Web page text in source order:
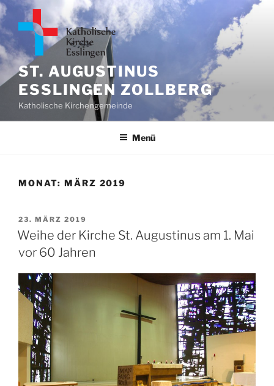
Zum
Inhalt
springen
ST. AUGUSTINUS
ESSLINGEN ZOLLBERG
Katholische Kirchengemeinde
Menü
MONAT: MÄRZ 2019
VERÖFFENTLICHT
AM
23. MÄRZ 2019
Weihe der Kirche St. Augustinus am 1. Mai
vor 60 Jahren